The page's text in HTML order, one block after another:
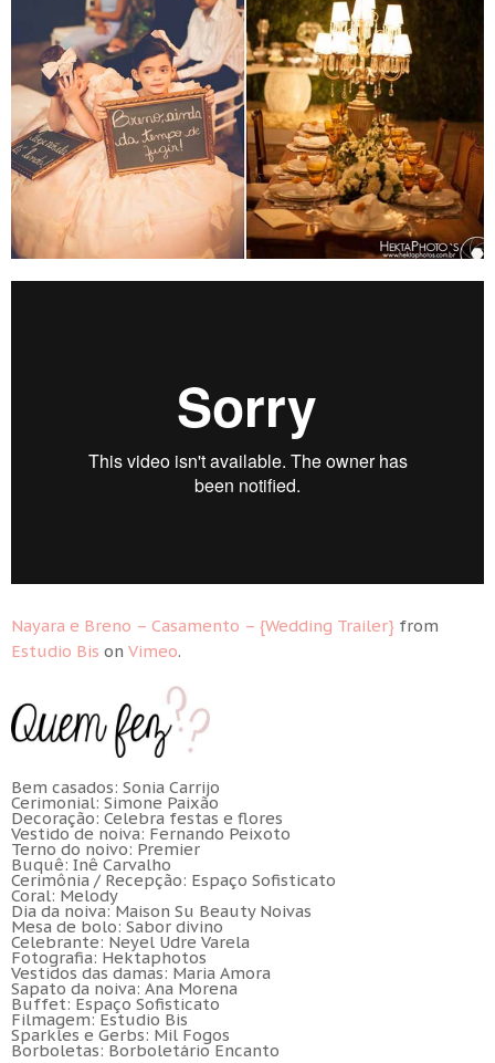
Nayara e Breno – Casamento – {Wedding Trailer} from
Estudio Bis on Vimeo.
Bem casados: Sonia Carrijo
Cerimonial: Simone Paixão
Decoração: Celebra festas e flores
Vestido de noiva: Fernando Peixoto
Terno do noivo: Premier
Buquê: Inê Carvalho
Cerimônia / Recepção: Espaço Sofisticato
Coral: Melody
Dia da noiva: Maison Su Beauty Noivas
Mesa de bolo: Sabor divino
Celebrante: Neyel Udre Varela
Fotografia: Hektaphotos
Vestidos das damas: Maria Amora
Sapato da noiva: Ana Morena
Buffet: Espaço Sofisticato
Filmagem: Estudio Bis
Sparkles e Gerbs: Mil Fogos
Borboletas: Borboletário Encanto